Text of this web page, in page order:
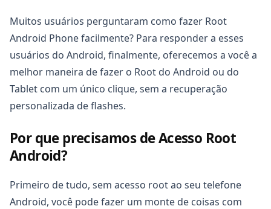
Muitos usuários perguntaram como fazer Root
Android Phone facilmente? Para responder a esses
usuários do Android, finalmente, oferecemos a você a
melhor maneira de fazer o Root do Android ou do
Tablet com um único clique, sem a recuperação
personalizada de flashes.
Por que precisamos de Acesso Root
Android?
Primeiro de tudo, sem acesso root ao seu telefone
Android, você pode fazer um monte de coisas com